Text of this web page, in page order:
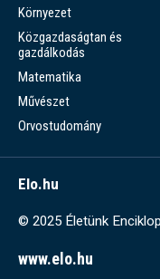
Környezet
Közgazdaságtan és
gazdálkodás
Matematika
Művészet
Orvostudomány
Elo.hu
© 2025 Életünk
www.elo.hu